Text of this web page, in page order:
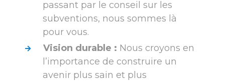
passant par le conseil sur les
subventions, nous sommes là
pour vous.
Vision durable : Nous croyons en
l’importance de construire un
avenir plus sain et plus